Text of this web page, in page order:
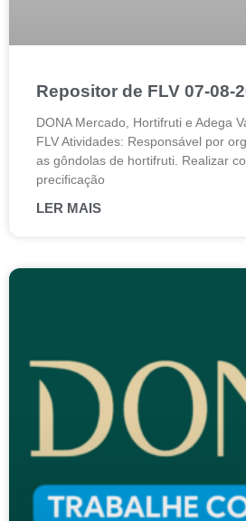
Repositor de FLV 07-08-
DONA Mercado, Hortifruti e Adega
FLV Atividades: Responsável por
as gôndolas de hortifruti. Realizar
precificação
LER MAIS